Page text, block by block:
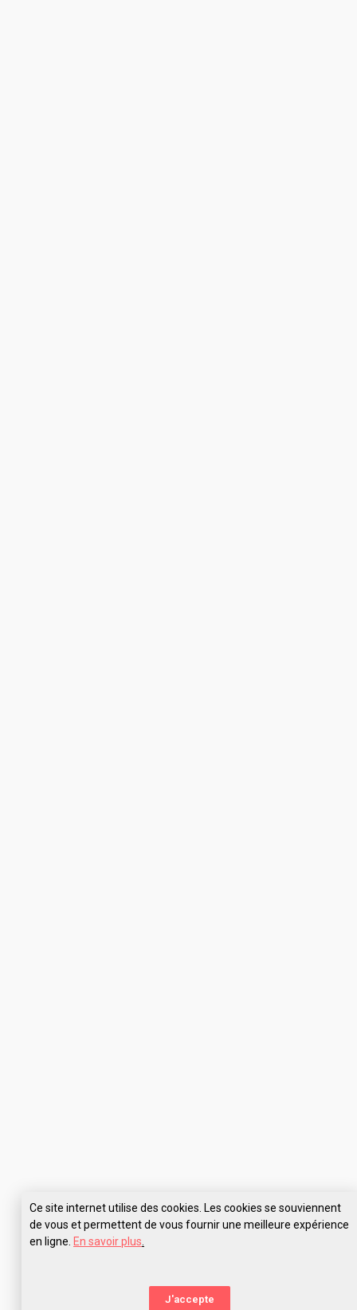
Ce site internet utilise des cookies. Les cookies se souviennent
de vous et permettent de vous fournir une meilleure expérience
en ligne. En savoir plus
J'accepte